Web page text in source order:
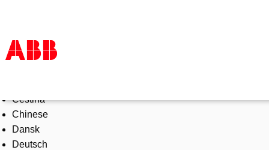
Products & Solutions
Industries
Services
About us
Čeština
Chinese
Dansk
Deutsch